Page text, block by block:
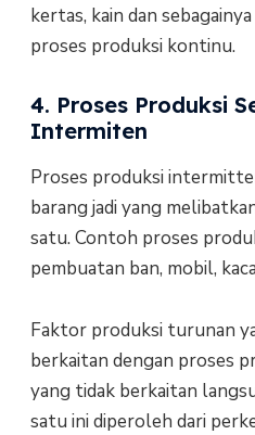
kertas, kain dan
proses produksi kontinu.
4. Proses Produksi
Intermiten
Proses produksi
barang jadi yang
satu. Contoh proses
pembuatan ban, mobil,
Faktor produksi turunan
berkaitan dengan proses
yang tidak berkaitan
satu ini diperoleh dari